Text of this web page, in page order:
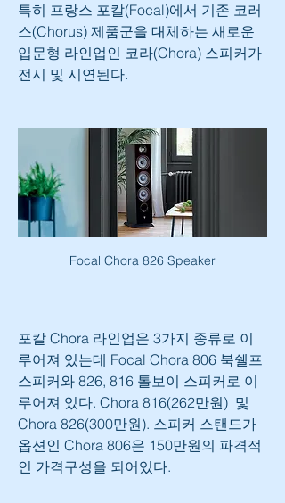
특히 프랑스 포칼(Focal)에서 기존 코러
스(Chorus) 제품군을 대체하는 새로운
입문형 라인업인 코라(Chora) 스피커가
전시 및 시연된다.
Focal Chora 826 Speaker
포칼 Chora 라인업은 3가지 종류로 이
루어져 있는데 Focal Chora 806 북쉘프
스피커와 826, 816 톨보이 스피커로 이
루어져 있다. Chora 816(262만원)  및
Chora 826(300만원). 스피커 스탠드가
옵션인 Chora 806은 150만원의 파격적
인 가격구성을 되어있다.